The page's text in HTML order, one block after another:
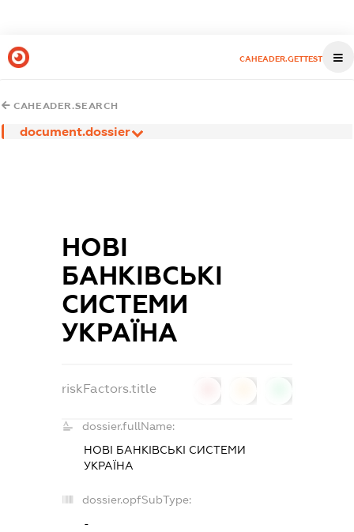
CAHEADER.GETTEST
CAHEADER.SEARCH
document.dossier
НОВІ
БАНКІВСЬКІ
СИСТЕМИ
УКРАЇНА
riskFactors.title
dossier.fullName:
НОВІ БАНКІВСЬКІ СИСТЕМИ
УКРАЇНА
dossier.opfSubType:
-